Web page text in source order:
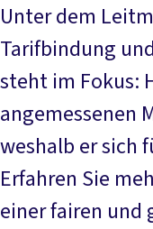
Unter dem
Tarifbindung
steht im Fokus:
angemessenen
weshalb er sich
Erfahren Sie
einer fairen und